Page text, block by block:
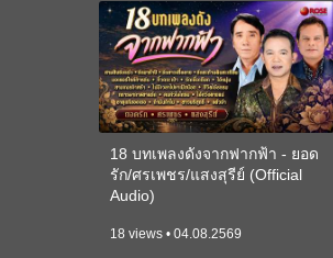
18 บทเพลงดังจากฟากฟ้า - ยอด
รัก/ศรเพชร/แสงสุรีย์ (Official
Audio)
18 views • 04.08.2569